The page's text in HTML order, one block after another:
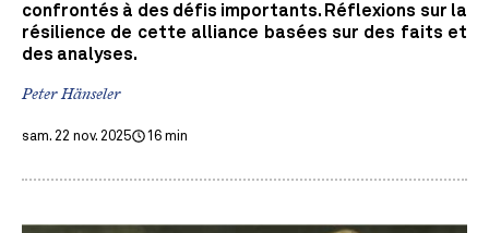
confrontés à des défis importants. Réflexions sur la
résilience de cette alliance basées sur des faits et
des analyses.
Peter Hänseler
sam. 22 nov. 2025 16 min